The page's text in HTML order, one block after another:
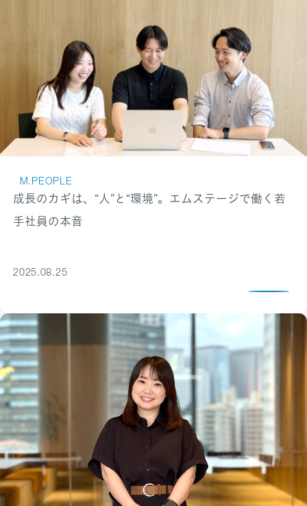
M.PEOPLE
成長のカギは、“人”と“環境”。エムステージで働く若
手社員の本音
2025.08.25